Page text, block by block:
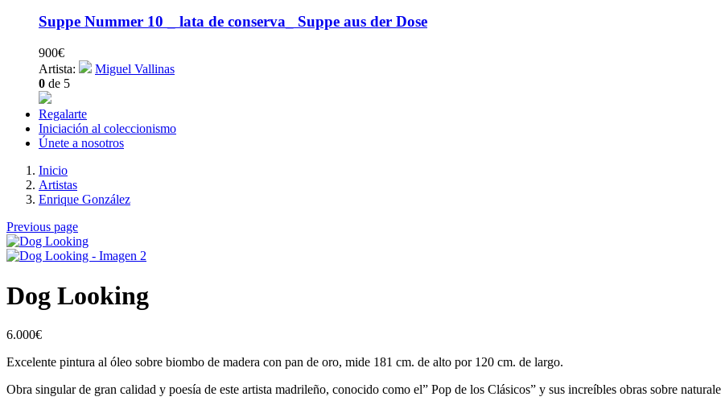
Suppe Nummer 10 _ lata de conserva_ Suppe aus der Dose
900€
Artista:
Miguel Vallinas
0 de 5
Regalarte
Iniciación al coleccionismo
Únete a nosotros
Inicio
Artistas
Enrique González
Previous page
Dog Looking
6.000€
Excelente pintura al óleo sobre biombo de madera con pan de oro, mide 181 cm. de alto por 120 cm. de largo.
Obra singular de gran calidad y poesía de este artista madrileño, conocido como el” Pop de los Clásicos” y sus increíbles obras sobre